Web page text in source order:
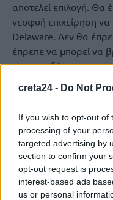
creta24 - Do Not
If you wish to opt-out of
processing of your
targeted advertising by
section to confirm your
opt-out request is
interest-based ads
us or personal
αποτελεί επιλογή. Θα
νεοφυή επιχείρηση να
Delaware. Δεν θα
έπρεπε να μπορεί να
χρηματοδότησης
καθεστώς» (28th
αυτό; Ναι, μπορεί.
Η τραπεζική
απαιτείται
είμαι ένθερμος
William Faulkner
λες». Είμαι ο